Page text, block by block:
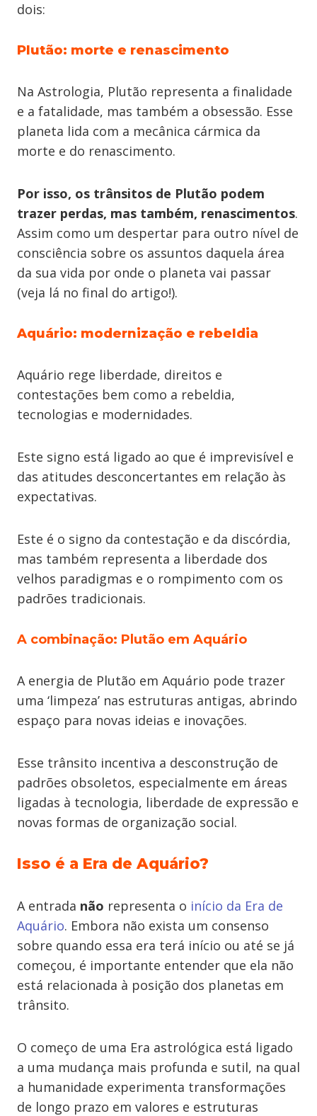
dois:
Plutão: morte e renascimento
Na Astrologia, Plutão representa a finalidade
e a fatalidade, mas também a obsessão. Esse
planeta lida com a mecânica cármica da
morte e do renascimento.
Por isso, os trânsitos de Plutão podem
trazer perdas, mas também, renascimentos.
Assim como um despertar para outro nível de
consciência sobre os assuntos daquela área
da sua vida por onde o planeta vai passar
(veja lá no final do artigo!).
Aquário: modernização e rebeldia
Aquário rege liberdade, direitos e
contestações bem como a rebeldia,
tecnologias e modernidades.
Este signo está ligado ao que é imprevisível e
das atitudes desconcertantes em relação às
expectativas.
Este é o signo da contestação e da discórdia,
mas também representa a liberdade dos
velhos paradigmas e o rompimento com os
padrões tradicionais.
A combinação: Plutão em Aquário
A energia de Plutão em Aquário pode trazer
uma ‘limpeza’ nas estruturas antigas, abrindo
espaço para novas ideias e inovações.
Esse trânsito incentiva a desconstrução de
padrões obsoletos, especialmente em áreas
ligadas à tecnologia, liberdade de expressão e
novas formas de organização social.
Isso é a Era de Aquário?
A entrada não representa o início da Era de
Aquário. Embora não exista um consenso
sobre quando essa era terá início ou até se já
começou, é importante entender que ela não
está relacionada à posição dos planetas em
trânsito.
O começo de uma Era astrológica está ligado
a uma mudança mais profunda e sutil, na qual
a humanidade experimenta transformações
de longo prazo em valores e estruturas